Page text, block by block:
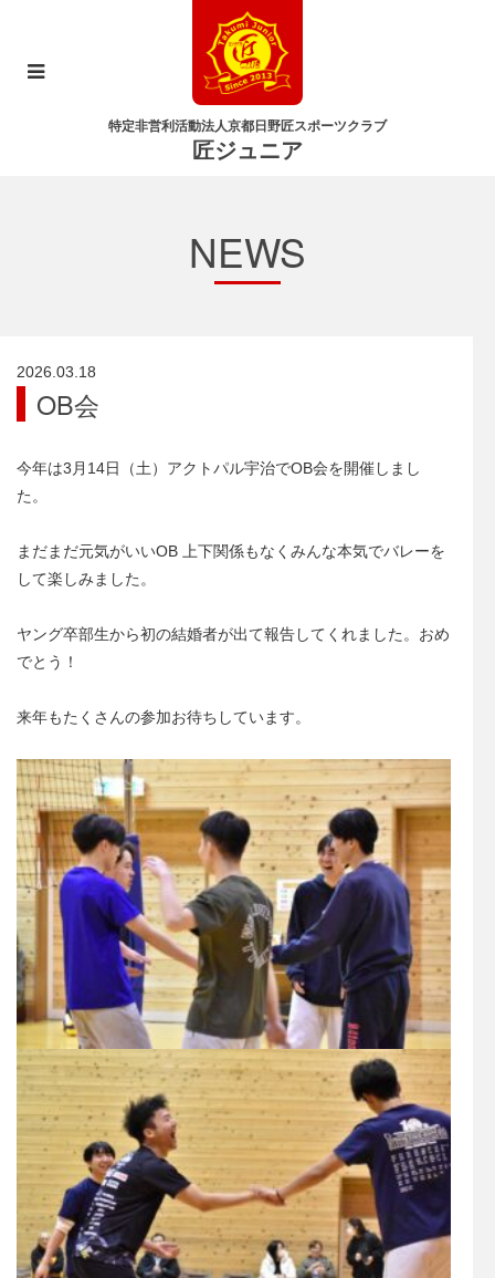
特定非営利活動法人京都日野匠スポーツクラブ
匠ジュニア
NEWS
2026.03.18
OB会
今年は3月14日（土）アクトパル宇治でOB会を開催しまし
た。
まだまだ元気がいいOB 上下関係もなくみんな本気でバレーを
して楽しみました。
ヤング卒部生から初の結婚者が出て報告してくれました。おめ
でとう！
来年もたくさんの参加お待ちしています。